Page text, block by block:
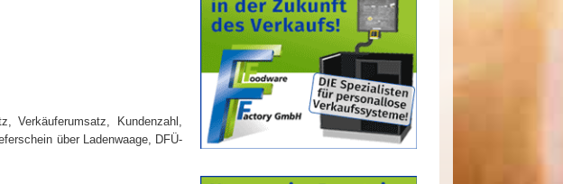
Verkäuferumsatz, Kundenzahl,
über Ladenwaage, DFÜ-